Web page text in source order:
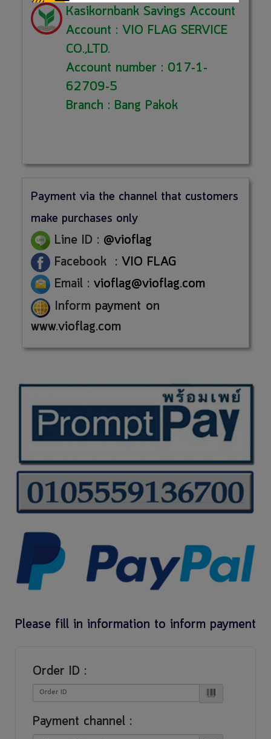
Kasikornbank Savings Account
Account : VIO FLAG SERVICE
CO.,LTD.
Account number : 017-1-
62709-5
Branch : Bang Pakok
Payment via the channel that customers
make purchases only
Line ID : @vioflag
Facebook : VIO FLAG
Email : vioflag@vioflag.com
Inform payment on
www.vioflag.com
Please fill in information to inform payment
Order ID:
Payment channel: